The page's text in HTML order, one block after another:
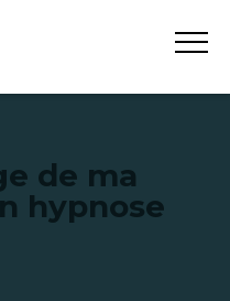
de ma
hypnose